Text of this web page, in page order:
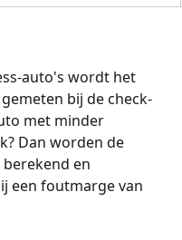
auto's wordt het
bij de check-
met minder
Dan worden de
en
een foutmarge van